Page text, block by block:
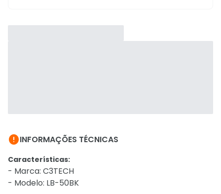
INFORMAÇÕES TÉCNICAS
Características:
- Marca: C3TECH
- Modelo: LB-50BK